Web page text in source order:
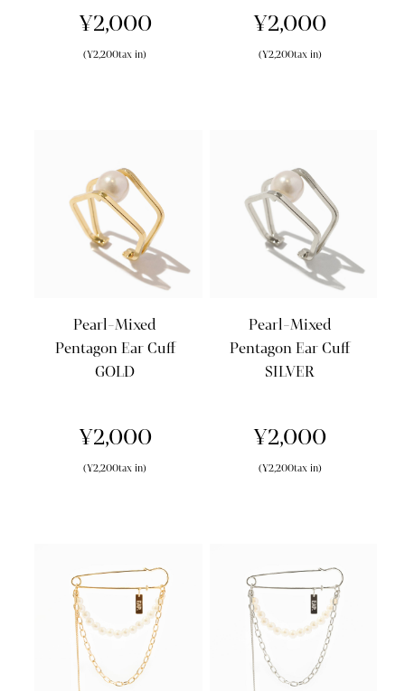
¥2,000
(¥2,200tax in)
¥2,000
(¥2,200tax in)
Pearl-Mixed
Pentagon Ear Cuff
GOLD
¥2,000
(¥2,200tax in)
Pearl-Mixed
Pentagon Ear Cuff
SILVER
¥2,000
(¥2,200tax in)